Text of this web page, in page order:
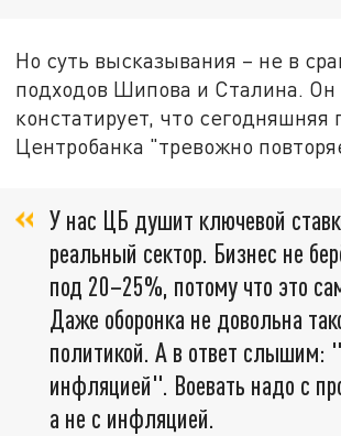
Но суть высказывания – не в
подходов Шипова и Сталина. Он
констатирует, что сегодняшняя
Центробанка "тревожно
У нас ЦБ душит ключевой
реальный сектор. Бизнес не
под 20–25%, потому что это
Даже оборонка не довольна
политикой. А в ответ слышим:
инфляцией". Воевать надо с
а не с инфляцией.